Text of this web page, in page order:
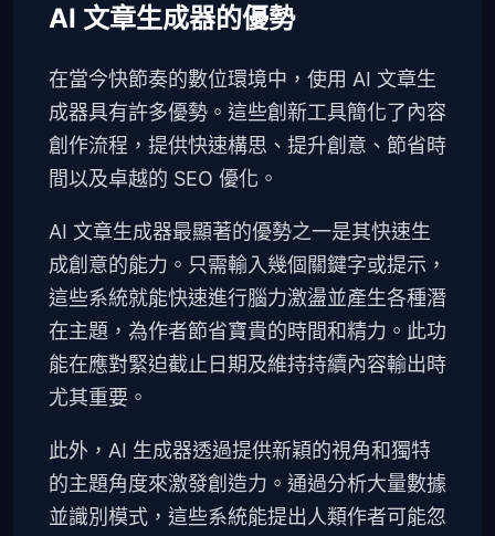
AI 文章生成器的優勢
在當今快節奏的數位環境中，使用 AI 文章生
成器具有許多優勢。這些創新工具簡化了內容
創作流程，提供快速構思、提升創意、節省時
間以及卓越的 SEO 優化。
AI 文章生成器最顯著的優勢之一是其快速生
成創意的能力。只需輸入幾個關鍵字或提示，
這些系統就能快速進行腦力激盪並產生各種潛
在主題，為作者節省寶貴的時間和精力。此功
能在應對緊迫截止日期及維持持續內容輸出時
尤其重要。
此外，AI 生成器透過提供新穎的視角和獨特
的主題角度來激發創造力。通過分析大量數據
並識別模式，這些系統能提出人類作者可能忽